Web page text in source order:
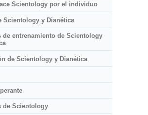
Scientology por el individuo
Scientology y Dianética
de entrenamiento de Scientology
de Scientology y Dianética
de Scientology